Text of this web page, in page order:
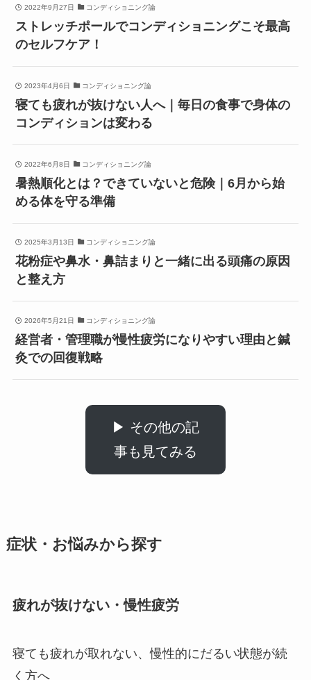
2022年9月27日 コンディショニング論
ストレッチポールでコンディショニングこそ最高
のセルフケア！
2023年4月6日 コンディショニング論
寝ても疲れが抜けない人へ｜毎日の食事で身体の
コンディションは変わる
2022年6月8日 コンディショニング論
暑熱順化とは？できていないと危険｜6月から始
める体を守る準備
2025年3月13日 コンディショニング論
花粉症や鼻水・鼻詰まりと一緒に出る頭痛の原因
と整え方
2026年5月21日 コンディショニング論
経営者・管理職が慢性疲労になりやすい理由と鍼
灸での回復戦略
▶ その他の記
事も見てみる
症状・お悩みから探す
疲れが抜けない・慢性疲労
寝ても疲れが取れない、慢性的にだるい状態が続
く方へ